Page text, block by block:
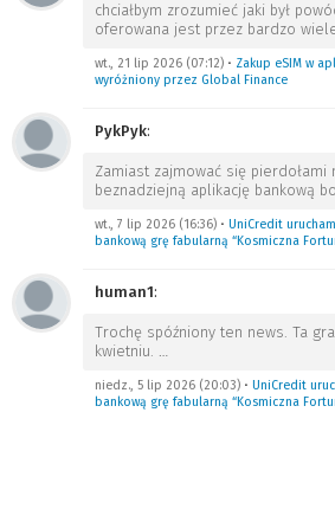
chciałbym zrozumieć jaki był
oferowana jest przez bardzo
wt., 21 lip 2026 (07:12) • Zakup eSIM w
wyróżniony przez Global Finance
PykPyk:
Zamiast zajmować się pierdołami
beznadziejną aplikację bankową
wt., 7 lip 2026 (16:36) • UniCredit
bankową grę fabularną “Kosmiczna
human1:
Trochę spóźniony ten news. Ta
kwietniu. …
niedz., 5 lip 2026 (20:03) • UniCredit
bankową grę fabularną “Kosmiczna